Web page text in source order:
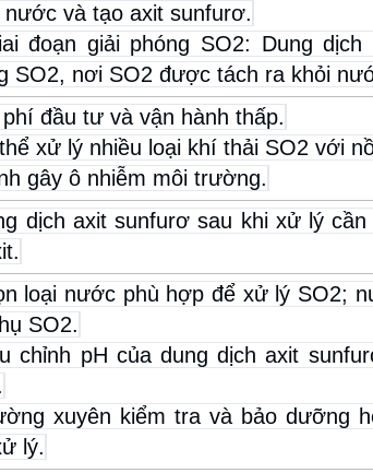
nước và tạo axit sunfurơ.
đoạn giải phóng SO2: Dung
SO2, nơi SO2 được tách ra khỏi
đầu tư và vận hành thấp.
xử lý nhiều loại khí thải SO2 với
gây ô nhiễm môi trường.
dịch axit sunfurơ sau khi xử lý
loại nước phù hợp để xử lý SO2;
SO2.
chỉnh pH của dung dịch axit
xuyên kiểm tra và bảo dưỡng
lý.